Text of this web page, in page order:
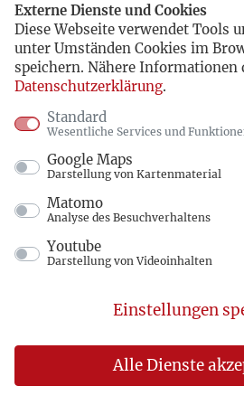
Externe Dienste und Cookies
Diese Webseite verwendet Tools
unter Umständen Cookies im
speichern. Nähere Informationen
Datenschutzerklärung.
Standard
Wesentliche Services und
Google Maps
Darstellung von Kartenmaterial
Matomo
Analyse des Besuchverhaltens
Youtube
Darstellung von Videoinhalten
Alle Dienste
Einstellungen